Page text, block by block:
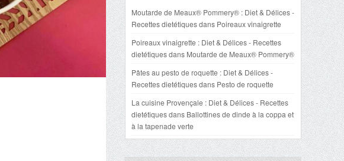
Moutarde de Meaux® Pommery® : Diet & Délices -
Recettes dietétiquesdans Poireaux vinaigrette
Poireaux vinaigrette : Diet & Délices - Recettes
dietétiquesdans Moutarde de Meaux® Pommery®
Pâtes au pesto de roquette : Diet & Délices -
Recettes dietétiquesdans Pesto de roquette
La cuisine Provençale : Diet & Délices - Recettes
dietétiquesdans Ballottines de dinde à la coppa et
à la tapenade verte